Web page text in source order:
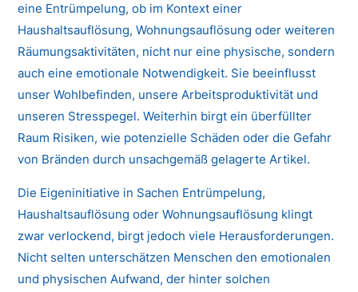
eine Entrümpelung, ob im Kontext einer
Haushaltsauflösung, Wohnungsauflösung oder weiteren
Räumungsaktivitäten, nicht nur eine physische, sondern
auch eine emotionale Notwendigkeit. Sie beeinflusst
unser Wohlbefinden, unsere Arbeitsproduktivität und
unseren Stresspegel. Weiterhin birgt ein überfüllter
Raum Risiken, wie potenzielle Schäden oder die Gefahr
von Bränden durch unsachgemäß gelagerte Artikel.
Die Eigeninitiative in Sachen Entrümpelung,
Haushaltsauflösung oder Wohnungsauflösung klingt
zwar verlockend, birgt jedoch viele Herausforderungen.
Nicht selten unterschätzen Menschen den emotionalen
und physischen Aufwand, der hinter solchen